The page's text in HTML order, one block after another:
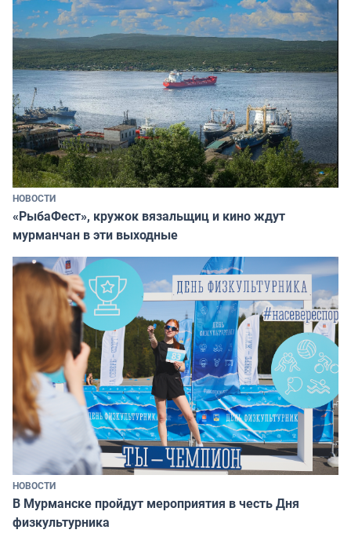
НОВОСТИ
«РыбаФест», кружок вязальщиц и кино ждут
мурманчан в эти выходные
НОВОСТИ
В Мурманске пройдут мероприятия в честь Дня
физкультурника